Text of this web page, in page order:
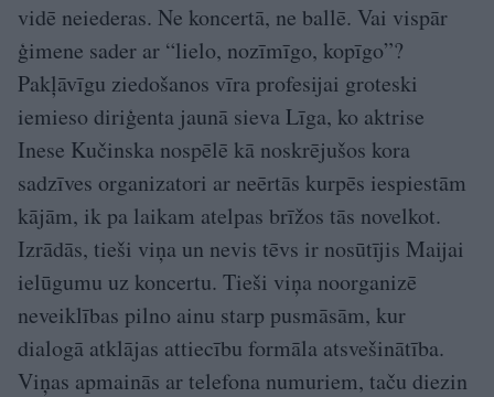
vidē neiederas. Ne koncertā, ne ballē. Vai vispār
ģimene sader ar “lielo, nozīmīgo, kopīgo”?
Pakļāvīgu ziedošanos vīra profesijai groteski
iemieso diriģenta jaunā sieva Līga, ko aktrise
Inese Kučinska nospēlē kā noskrējušos kora
sadzīves organizatori ar neērtās kurpēs iespiestām
kājām, ik pa laikam atelpas brīžos tās novelkot.
Izrādās, tieši viņa un nevis tēvs ir nosūtījis Maijai
ielūgumu uz koncertu. Tieši viņa noorganizē
neveiklības pilno ainu starp pusmāsām, kur
dialogā atklājas attiecību formāla atsvešinātība.
Viņas apmainās ar telefona numuriem, taču diezin